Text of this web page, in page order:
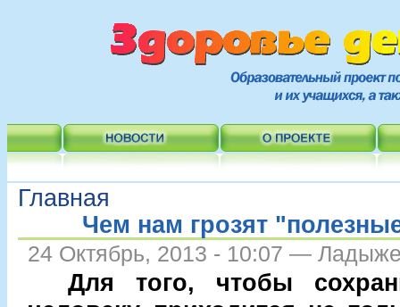
Главная
Чем нам грозят
24 Октябрь, 2013 - 10:07 —
Для того, чтобы